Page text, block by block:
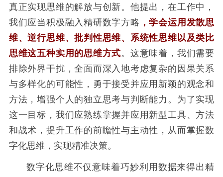
真正实现思维的解放与创新。他提出，在工作中，
我们应当积极融入精研数字方略 ，学会运用发散思
维、逆行思维、批判性思维、系统性思维以及类比
思维这五种实用的思维方式。这意味着，我们需要
排除外界干扰，全面而深入地考虑复杂的因果关系
与多样化的可能性，勇于接受并应用新颖的观念和
方法，增强个人的独立思考与判断能力。为了实现
这一目标，我们应熟练掌握并应用新型工具、方法
和战术，提升工作的前瞻性与主动性，从而掌握数
字化思维，实现精准决策。
数字化思维不仅意味着巧妙利用数据来得出精